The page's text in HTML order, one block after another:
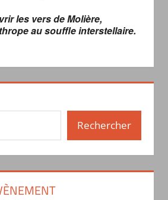
les vers de Molière,
au souffle interstellaire.
Rechercher